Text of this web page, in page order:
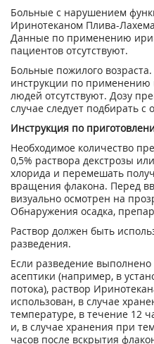
Больные с нарушением
Иринотеканом Плива-
Данные по применению
пациентов отсутствуют.
Больные пожилого
инструкции по применению
людей отсутствуют. Дозу
случае следует подбирать с
Инструкция по
Необходимое количество
0,5% раствора декстрозы
хлорида и перемешать
вращения флакона. Перед
визуально осмотрен на
Обнаружения осадка,
Раствор должен быть
разведения.
Если разведение
асептики (например, в
потока), раствор
использован, в случае
температуре, в течение 12
и, в случае хранения при
часов после вскрытия